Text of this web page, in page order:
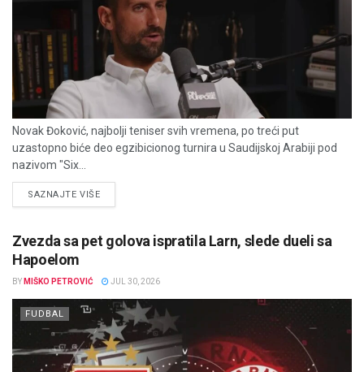
Novak Đoković, najbolji teniser svih vremena, po treći put
uzastopno biće deo egzibicionog turnira u Saudijskoj Arabiji pod
nazivom "Six...
SAZNAJTE VIŠEDETAILS
Zvezda sa pet golova ispratila Larn, slede dueli sa
Hapoelom
BY MIŠKO PETROVIĆ JUL 30, 2026
FUDBAL